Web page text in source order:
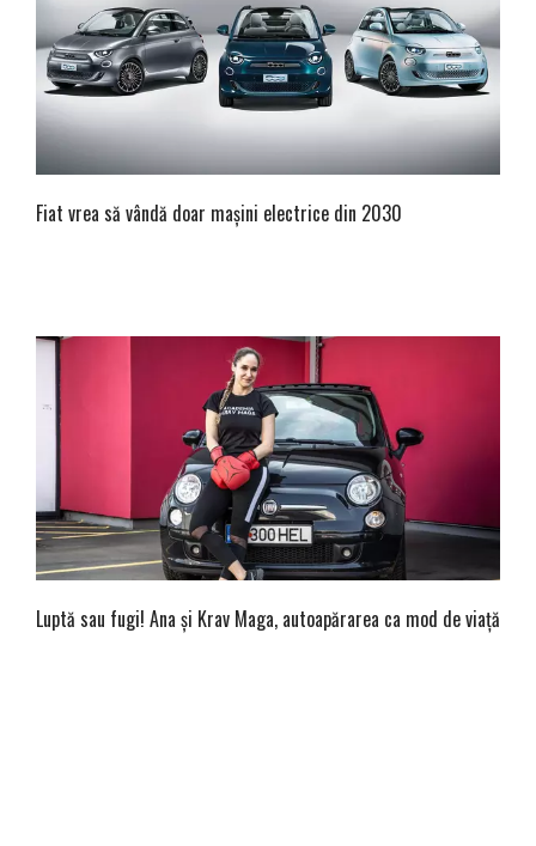
Fiat vrea să vândă doar mașini electrice din 2030
Luptă sau fugi! Ana și Krav Maga, autoapărarea ca mod de viață